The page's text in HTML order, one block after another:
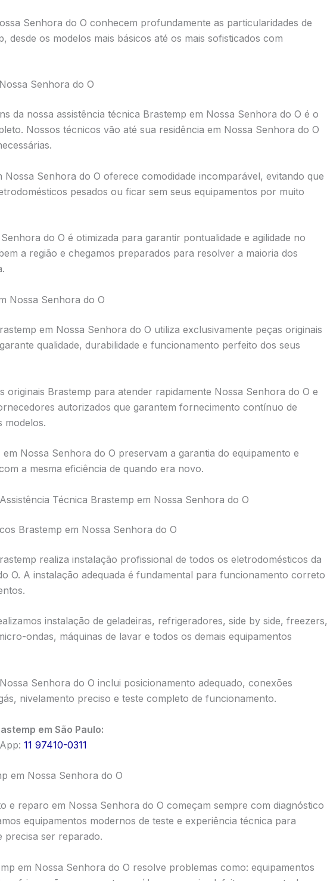
Senhora do O conhecem profundamente as particularidades de
desde os modelos mais básicos até os mais sofisticados com
Senhora do O
da nossa assistência técnica Brastemp em Nossa Senhora do O é o
Nossos técnicos vão até sua residência em Nossa Senhora do O
Nossa Senhora do O oferece comodidade incomparável, evitando que
pesados ou ficar sem seus equipamentos por muito
do O é otimizada para garantir pontualidade e agilidade no
a região e chegamos preparados para resolver a maioria dos
Nossa Senhora do O
em Nossa Senhora do O utiliza exclusivamente peças originais
qualidade, durabilidade e funcionamento perfeito dos seus
originais Brastemp para atender rapidamente Nossa Senhora do O e
autorizados que garantem fornecimento contínuo de
modelos.
em Nossa Senhora do O preservam a garantia do equipamento e
a mesma eficiência de quando era novo.
Técnica Brastemp em Nossa Senhora do O
Brastemp em Nossa Senhora do O
realiza instalação profissional de todos os eletrodomésticos da
O. A instalação adequada é fundamental para funcionamento correto
instalação de geladeiras, refrigeradores, side by side, freezers,
ondas, máquinas de lavar e todos os demais equipamentos
Senhora do O inclui posicionamento adequado, conexões
nivelamento preciso e teste completo de funcionamento.
em São Paulo:
11 97410-0311
em Nossa Senhora do O
e reparo em Nossa Senhora do O começam sempre com diagnóstico
equipamentos modernos de teste e experiência técnica para
precisa ser reparado.
em Nossa Senhora do O resolve problemas como: equipamentos